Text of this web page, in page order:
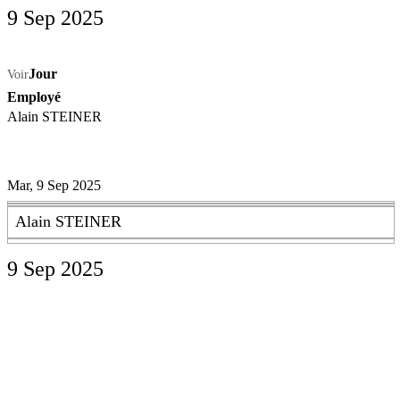
9 Sep 2025
VoirJour
Employé
Alain STEINER
Mar, 9 Sep 2025
Alain STEINER
9 Sep 2025